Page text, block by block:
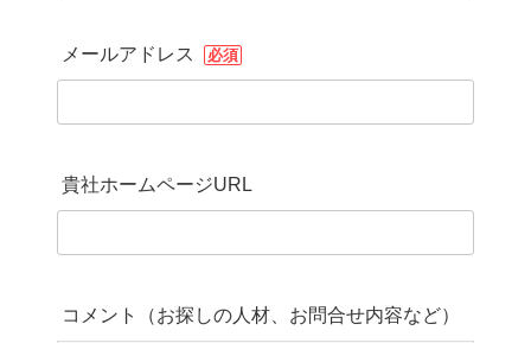
メールアドレス 必須
貴社ホームページURL
コメント（お探しの人材、お問合せ内容など）